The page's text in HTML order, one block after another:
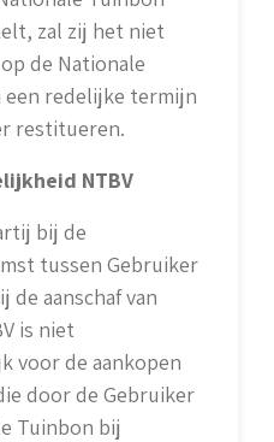
zal zij het niet
de Nationale
redelijke termijn
restitueren.
NTBV
bij de
tussen Gebruiker
de aanschaf van
is niet
voor de aankopen
door de Gebruiker
Tuinbon bij